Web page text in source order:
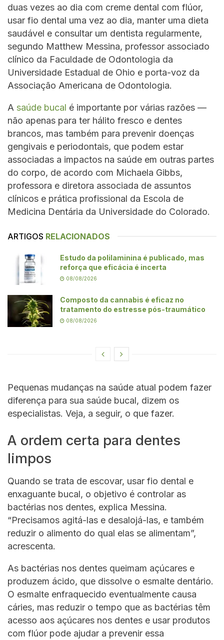
duas vezes ao dia com creme dental com flúor,
usar fio dental uma vez ao dia, manter uma dieta
saudável e consultar um dentista regularmente,
segundo Matthew Messina, professor associado
clínico da Faculdade de Odontologia da
Universidade Estadual de Ohio e porta-voz da
Associação Americana de Odontologia.
A saúde bucal é importante por várias razões ––
não apenas para ter hálito fresco e dentes
brancos, mas também para prevenir doenças
gengivais e periodontais, que podem estar
associadas a impactos na saúde em outras partes
do corpo, de acordo com Michaela Gibbs,
professora e diretora associada de assuntos
clínicos e prática profissional da Escola de
Medicina Dentária da Universidade do Colorado.
ARTIGOS RELACIONADOS
Estudo da polilaminina é publicado, mas
reforça que eficácia é incerta
08/08/2026
Composto da cannabis é eficaz no
tratamento do estresse pós-traumático
08/08/2026
Pequenas mudanças na saúde atual podem fazer
diferença para sua saúde bucal, dizem os
especialistas. Veja, a seguir, o que fazer.
A ordem certa para dentes
limpos
Quando se trata de escovar, usar fio dental e
enxaguante bucal, o objetivo é controlar as
bactérias nos dentes, explica Messina.
“Precisamos agitá-las e desalojá-las, e também
reduzir o alimento do qual elas se alimentam”,
acrescenta.
As bactérias nos dentes queimam açúcares e
produzem ácido, que dissolve o esmalte dentário.
O esmalte enfraquecido eventualmente causa
cáries, mas reduzir o tempo que as bactérias têm
acesso aos açúcares nos dentes e usar produtos
com flúor pode ajudar a prevenir essa